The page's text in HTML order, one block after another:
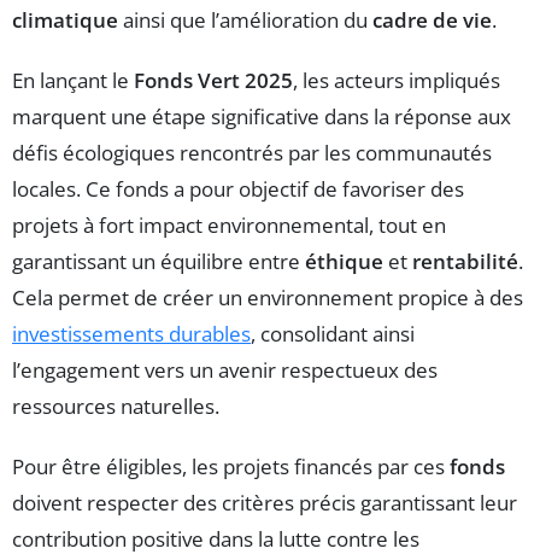
climatique ainsi que l’amélioration du cadre de vie.
En lançant le Fonds Vert 2025, les acteurs impliqués
marquent une étape significative dans la réponse aux
défis écologiques rencontrés par les communautés
locales. Ce fonds a pour objectif de favoriser des
projets à fort impact environnemental, tout en
garantissant un équilibre entre éthique et rentabilité.
Cela permet de créer un environnement propice à des
investissements durables, consolidant ainsi
l’engagement vers un avenir respectueux des
ressources naturelles.
Pour être éligibles, les projets financés par cesfonds
doivent respecter des critères précis garantissant leur
contribution positive dans la lutte contre les